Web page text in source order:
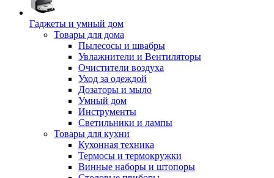
Гаджеты и умный дом
Товары для дома
Пылесосы и швабры
Увлажнители и Вентиляторы
Очистители воздуха
Уход за одеждой
Дозаторы и мыло
Умный дом
Инструменты
Светильники и лампы
Товары для кухни
Кухонная техника
Термосы и термокружки
Винные наборы и штопоры